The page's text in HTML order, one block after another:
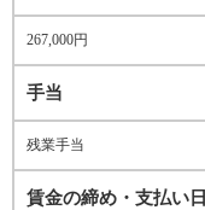
267,000円
手当
残業手当
賃金の締め・支払い日